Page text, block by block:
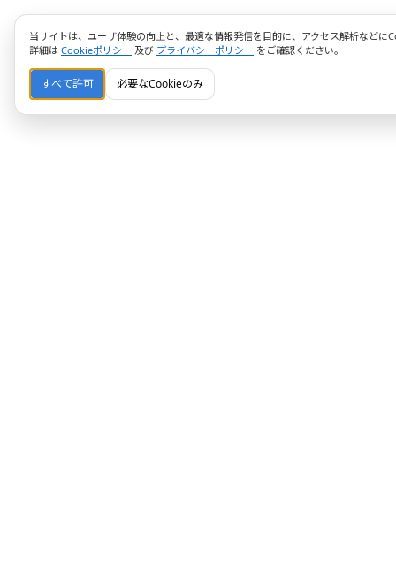
当サイトは、ユーザ体験の向上と、最適な情報発信を目的に、アクセス解析などに
詳細は Cookieポリシー 及び プライバシーポリシー をご確認ください。
すべて許可 必要なCookieのみ